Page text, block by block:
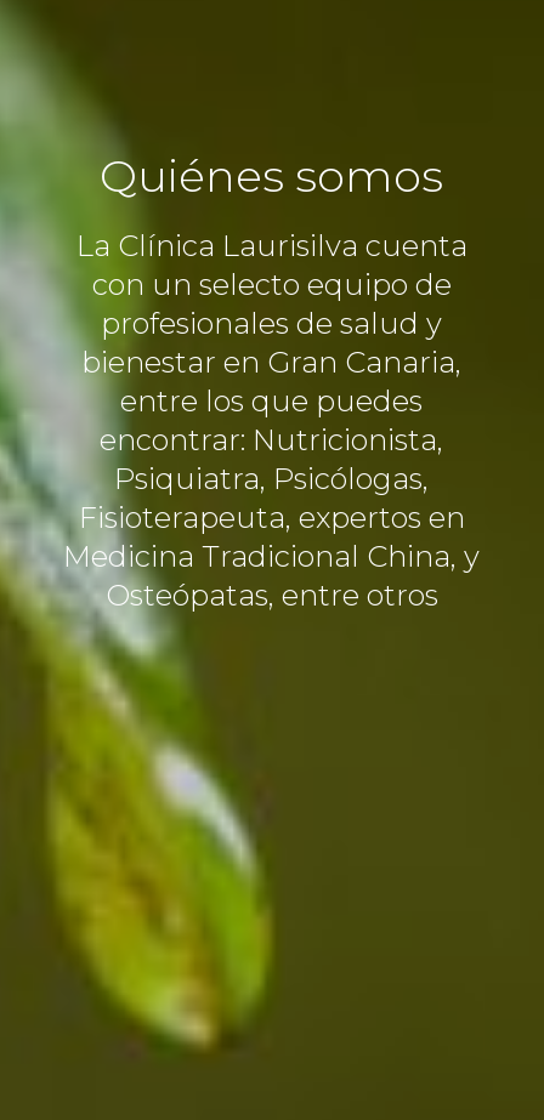
Quiénes somos
La Clínica Laurisilva cuenta
con un selecto equipo de
profesionales de salud y
bienestar en Gran Canaria,
entre los que puedes
encontrar: Nutricionista,
Psiquiatra, Psicólogas,
Fisioterapeuta, expertos en
Medicina Tradicional China, y
Osteópatas, entre otros